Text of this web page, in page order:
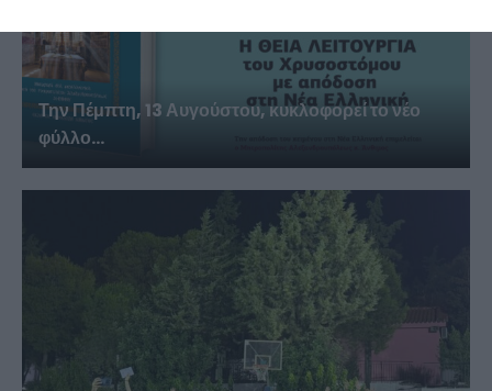
Την Πέμπτη, 13 Αυγούστου, κυκλοφορεί το νέο
φύλλο...